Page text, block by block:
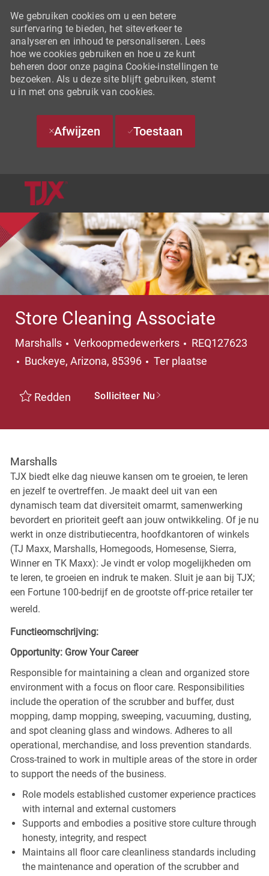
We gebruiken cookies om u een betere
surfervaring te bieden, het siteverkeer te
analyseren en inhoud te personaliseren. Lees
hoe we cookies gebruiken en hoe u ze kunt
beheren door onze pagina Cookie-instellingen te
bezoeken. Als u deze site blijft gebruiken, stemt
u in met ons gebruik van cookies.
Afwijzen Toestaan
Store Cleaning Associate
Marshalls Categorie
Verkoopmedewerkers
REQ127623
Plaats
Buckeye, Arizona, 85396 Ter plaatse
Redden Solliciteer Nu
Marshalls
TJX biedt elke dag nieuwe kansen om te groeien, te leren
en jezelf te overtreffen. Je maakt deel uit van een
dynamisch team dat diversiteit omarmt, samenwerking
bevordert en prioriteit geeft aan jouw ontwikkeling. Of je nu
werkt in onze distributiecentra, hoofdkantoren of winkels
(TJ Maxx, Marshalls, Homegoods, Homesense, Sierra,
Winner en TK Maxx): Je vindt er volop mogelijkheden om
te leren, te groeien en indruk te maken. Sluit je aan bij TJX;
een Fortune 100-bedrijf en de grootste off-price retailer ter
wereld.
Functieomschrijving:
Opportunity: Grow Your Career
Responsible for maintaining a clean and organized store
environment with a focus on floor care. Responsibilities
include the operation of the scrubber and buffer, dust
mopping, damp mopping, sweeping, vacuuming, dusting,
and spot cleaning glass and windows. Adheres to all
operational, merchandise, and loss prevention standards.
Cross-trained to work in multiple areas of the store in order
to support the needs of the business.
Role models established customer experience practices
with internal and external customers
Supports and embodies a positive store culture through
honesty, integrity, and respect
Maintains all floor care cleanliness standards including
the maintenance and operation of the scrubber and